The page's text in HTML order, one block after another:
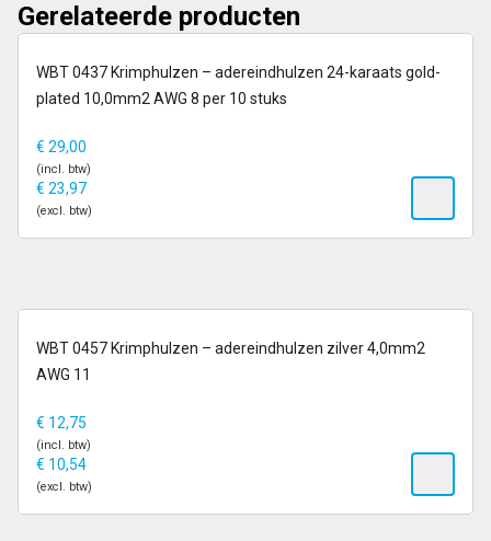
Gerelateerde producten
op voorraad
WBT 0437 Krimphulzen – adereindhulzen 24-karaats gold-
plated 10,0mm2 AWG 8 per 10 stuks
€ 29,00
(incl. btw)
€ 23,97
(excl. btw)
op voorraad
WBT 0457 Krimphulzen – adereindhulzen zilver 4,0mm2
AWG 11
€ 12,75
(incl. btw)
€ 10,54
(excl. btw)